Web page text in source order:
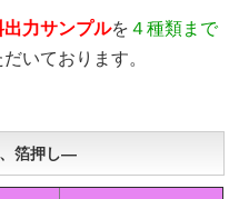
出力サンプルを ４種類まで
いております。
箔押し―